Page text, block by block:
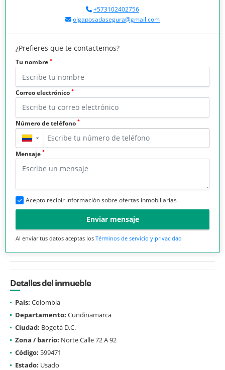
+573102402756
olgaposadasegura@gmail.com
¿Prefieres que te contactemos?
Tu nombre *
Correo electrónico *
Número de teléfono *
▼
Mensaje *
Acepto recibir información sobre ofertas inmobiliarias
Enviar mensaje
Al enviar tus datos aceptas los Términos de servicio y privacidad
Detalles del inmueble
País: Colombia
Departamento: Cundinamarca
Ciudad: Bogotá D.C.
Zona / barrio: Norte Calle 72 A 92
Código: 599471
Estado: Usado